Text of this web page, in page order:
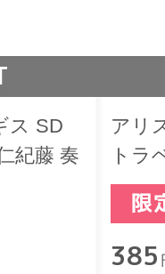
ス SD
紀藤 奏
アリ
トラ
理
385